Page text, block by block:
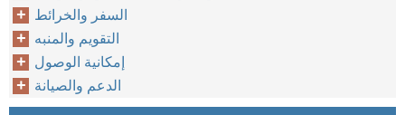
السفر والخرائط
التقويم والمنبه
إمكانية الوصول
الدعم والصيانة